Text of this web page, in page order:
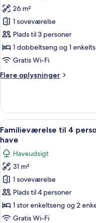
udsigt
til
have
Standardværelse
til
3
personer
-
soveværelse
til
have
26 m²
1 soveværelse
Plads til 3 personer
1 dobbeltseng og 1
Gratis Wi-Fi
Flere oplysninger
Flere
til
personer
-
soveværelse
udsigt
til
have
Indlæs
alle
billeder
af
Familieværelse
til
4
personer
-
7
Familieværelse til 4
have
Haveudsigt
31 m²
1 soveværelse
Plads til 4 personer
1 stor enkeltseng og 2
Gratis Wi-Fi